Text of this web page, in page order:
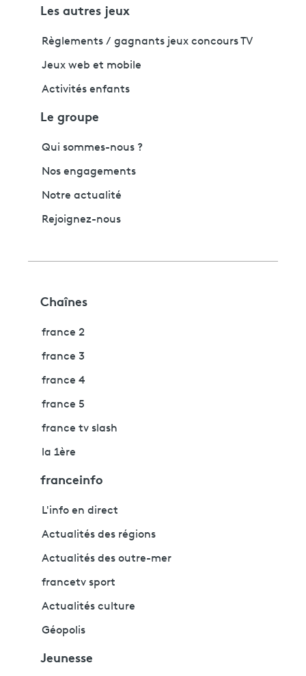
Les autres jeux
Règlements / gagnants jeux concours TV
Jeux web et mobile
Activités enfants
Le groupe
Qui sommes-nous ?
Nos engagements
Notre actualité
Rejoignez-nous
Chaînes
france 2
france 3
france 4
france 5
france tv slash
la 1ère
franceinfo
L'info en direct
Actualités des régions
Actualités des outre-mer
francetv sport
Actualités culture
Géopolis
Jeunesse